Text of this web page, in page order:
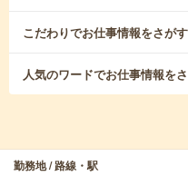
こだわりでお仕事情報をさがす
人気のワードでお仕事情報を
勤務地 / 路線・駅